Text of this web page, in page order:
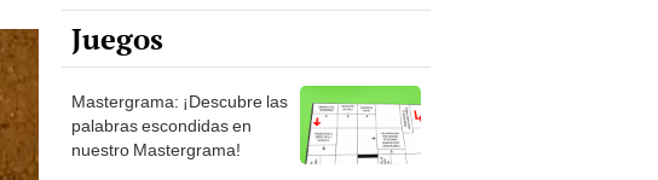
Juegos
Mastergrama: ¡Descubre las
palabras escondidas en
nuestro Mastergrama!